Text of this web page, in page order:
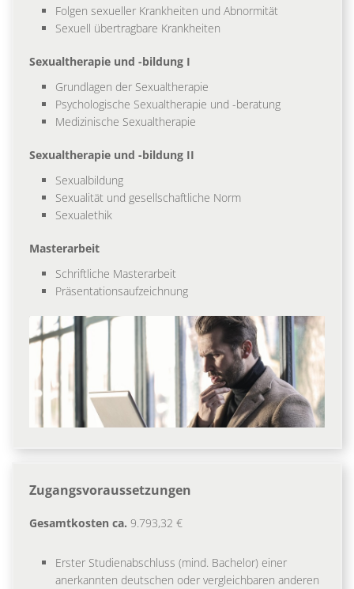
Folgen sexueller Krankheiten und Abnormität
Sexuell übertragbare Krankheiten
Sexualtherapie und -bildung I
Grundlagen der Sexualtherapie
Psychologische Sexualtherapie und -beratung
Medizinische Sexualtherapie
Sexualtherapie und -bildung II
Sexualbildung
Sexualität und gesellschaftliche Norm
Sexualethik
Masterarbeit
Schriftliche Masterarbeit
Präsentationsaufzeichnung
Zugangsvoraussetzungen
Gesamtkosten ca. 9.793,32 €
Erster Studienabschluss (mind. Bachelor) einer
anerkannten deutschen oder vergleichbaren anderen